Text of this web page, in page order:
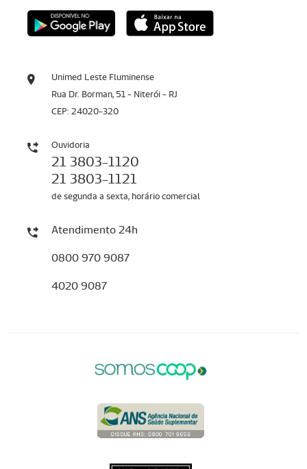
Unimed Leste Fluminense
Rua Dr. Borman, 51 - Niterói - RJ
CEP: 24020-320
Ouvidoria
21 3803-1120
21 3803-1121
de segunda a sexta, horário comercial
Atendimento 24h
0800 970 9087
4020 9087